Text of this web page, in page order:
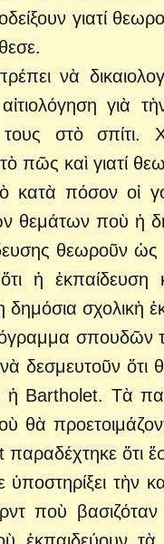
γιατί
νὰ
στὸ σπίτι.
πῶς καὶ γιατί
κατὰ πόσον οἱ
θεμάτων ποὺ ἡ
θεωροῦν
ἡ
δημόσια σχολικὴ
σπουδῶν
δεσμευτοῦν
ἡ Bartholet. Τὰ
θὰ
ὅτι
ὑποστηρίξει τὴν
ποὺ